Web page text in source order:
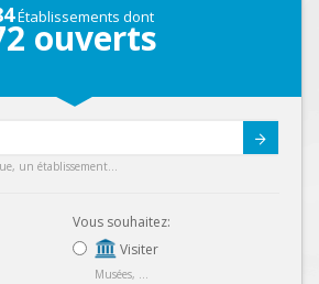
Établissements dont
ouverts
un établissement...
Vous souhaitez:
Visiter
Musées, ...